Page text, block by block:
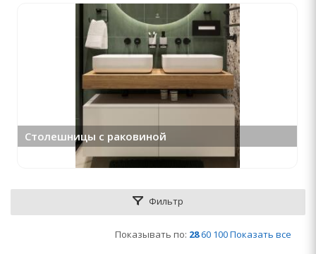
Столешницы с раковиной
Фильтр
Показывать по: 28 60 100Показать все